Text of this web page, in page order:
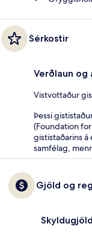
Sérkostir
Verðlaun og
Vistvottaður
Þessi
(Foundation
gististaðarins
samfélag,
Gjöld og
Skyldugjöld